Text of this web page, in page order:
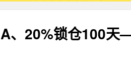
、20%锁仓100